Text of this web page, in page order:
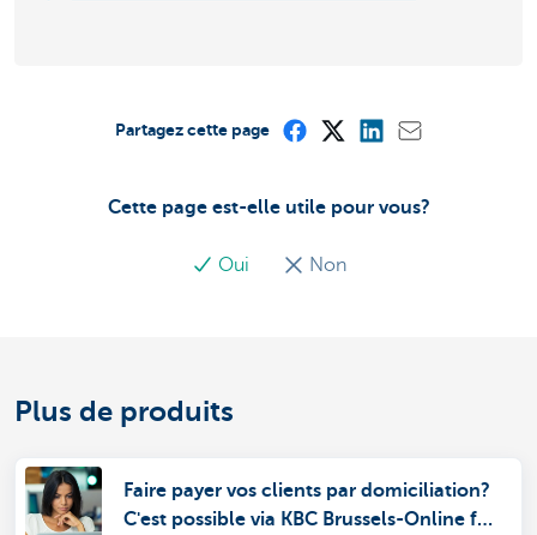
Cette page est-elle utile pour vous?
Oui Non
Partagez cette page
Plus de produits
Faire payer vos clients par domiciliation?
C'est possible via KBC Brussels-Online for